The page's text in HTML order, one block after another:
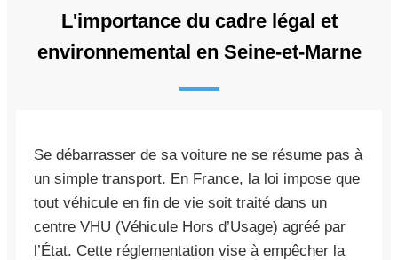
L'importance du cadre légal et
environnemental en Seine-et-Marne
Se débarrasser de sa voiture ne se résume pas à
un simple transport. En France, la loi impose que
tout véhicule en fin de vie soit traité dans un
centre VHU (Véhicule Hors d’Usage) agréé par
l’État. Cette réglementation vise à empêcher la